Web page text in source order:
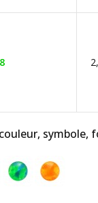
symbole,